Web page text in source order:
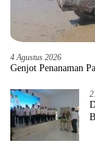
4 Agustus 2026
Genjot Penanaman